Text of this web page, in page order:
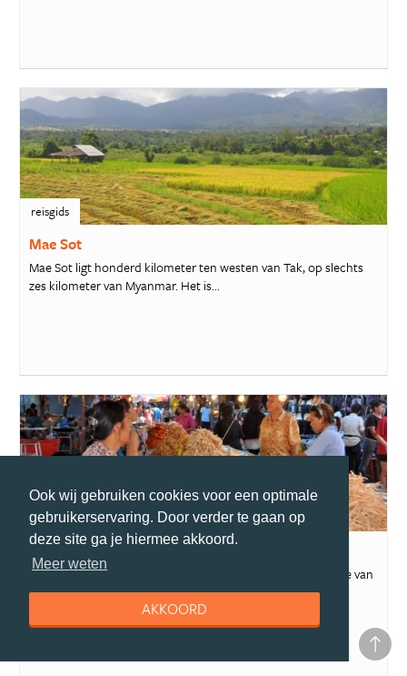
Ook wij gebruiken cookies voor een optimale
gebruikerservaring. Door verder te gaan op
deze site ga je hiermee akkoord.
Meer weten
AKKOORD
reisgids
Mae Sot
Mae Sot ligt honderd kilometer ten westen van Tak, op slechts
zes kilometer van Myanmar. Het is...
reisgids
Nakhon Pathom
Zelfs als je alleen op doorreis bent, kan de grootste attractie van
Nakhon Pathom je niet ....